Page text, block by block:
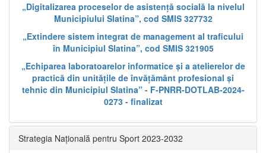
„Digitalizarea proceselor de asistență socială la nivelul
Municipiului Slatina”, cod SMIS 327732
„Extindere sistem integrat de management al traficului
în Municipiul Slatina”, cod SMIS 321905
„Echiparea laboratoarelor informatice și a atelierelor de
practică din unitățile de învățământ profesional și
tehnic din Municipiul Slatina” - F-PNRR-DOTLAB-2024-
0273 - finalizat
Strategia Națională pentru Sport 2023-2032